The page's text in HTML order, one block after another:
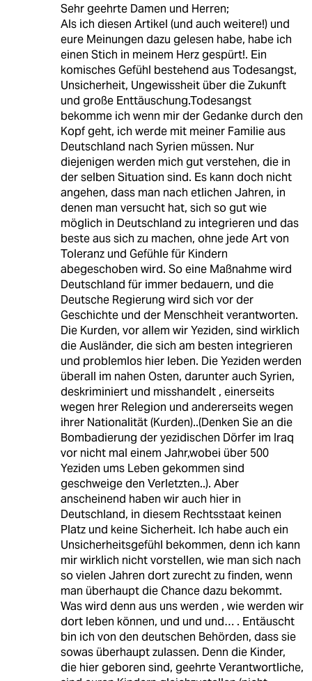
Sehr geehrte Damen und Herren;
Als ich diesen Artikel (und auch weitere!) und
eure Meinungen dazu gelesen habe, habe ich
einen Stich in meinem Herz gespürt!. Ein
komisches Gefühl bestehend aus Todesangst,
Unsicherheit, Ungewissheit über die Zukunft
und große Enttäuschung.Todesangst
bekomme ich wenn mir der Gedanke durch den
Kopf geht, ich werde mit meiner Familie aus
Deutschland nach Syrien müssen. Nur
diejenigen werden mich gut verstehen, die in
der selben Situation sind. Es kann doch nicht
angehen, dass man nach etlichen Jahren, in
denen man versucht hat, sich so gut wie
möglich in Deutschland zu integrieren und das
beste aus sich zu machen, ohne jede Art von
Toleranz und Gefühle für Kindern
abegeschoben wird. So eine Maßnahme wird
Deutschland für immer bedauern, und die
Deutsche Regierung wird sich vor der
Geschichte und der Menschheit verantworten.
Die Kurden, vor allem wir Yeziden, sind wirklich
die Ausländer, die sich am besten integrieren
und problemlos hier leben. Die Yeziden werden
überall im nahen Osten, darunter auch Syrien,
deskriminiert und misshandelt , einerseits
wegen hrer Relegion und andererseits wegen
ihrer Nationalität (Kurden)..(Denken Sie an die
Bombadierung der yezidischen Dörfer im Iraq
vor nicht mal einem Jahr,wobei über 500
Yeziden ums Leben gekommen sind
geschweige den Verletzten..). Aber
anscheinend haben wir auch hier in
Deutschland, in diesem Rechtsstaat keinen
Platz und keine Sicherheit. Ich habe auch ein
Unsicherheitsgefühl bekommen, denn ich kann
mir wirklich nicht vorstellen, wie man sich nach
so vielen Jahren dort zurecht zu finden, wenn
man überhaupt die Chance dazu bekommt.
Was wird denn aus uns werden , wie werden wir
dort leben können, und und und… . Entäuscht
bin ich von den deutschen Behörden, dass sie
sowas überhaupt zulassen. Denn die Kinder,
die hier geboren sind, geehrte Verantwortliche,